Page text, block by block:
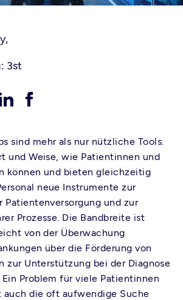
3st
sind mehr als nur nützliche Tools.
und Weise, wie Patientinnen und
können und bieten gleichzeitig
neue Instrumente zur
Patientenversorgung und zur
Prozesse. Die Bandbreite ist
von der Überwachung
über die Förderung von
zur Unterstützung bei der Diagnose
Problem für viele Patientinnen
auch die oft aufwendige Suche